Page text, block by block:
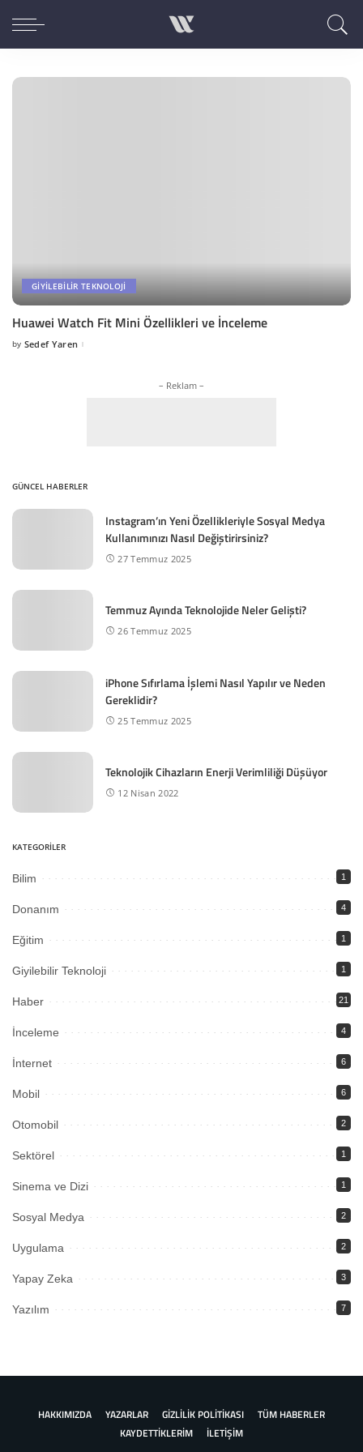
GIYILEBILIR TEKNOLOJI
Huawei Watch Fit Mini Özellikleri ve İnceleme
Posted
by Sedef Yaren
– Reklam –
GÜNCEL HABERLER
Instagram’ın Yeni Özellikleriyle Sosyal Medya
Kullanımınızı Nasıl Değiştirirsiniz?
27 Temmuz 2025
Temmuz Ayında Teknolojide Neler Gelişti?
26 Temmuz 2025
iPhone Sıfırlama İşlemi Nasıl Yapılır ve Neden
Gereklidir?
25 Temmuz 2025
Teknolojik Cihazların Enerji Verimliliği Düşüyor
12 Nisan 2022
KATEGORİLER
Bilim 1
Donanım 4
Eğitim 1
Giyilebilir Teknoloji 1
Haber 21
İnceleme 4
İnternet 6
Mobil 6
Otomobil 2
Sektörel 1
Sinema ve Dizi 1
Sosyal Medya 2
Uygulama 2
Yapay Zeka 3
Yazılım 7
HAKKIMIZDA YAZARLAR GİZLİLİK POLİTİKASI
TÜM HABERLER
KAYDETTİKLERİM
İLETİŞİM